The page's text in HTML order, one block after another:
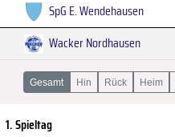
SpG E. Wendehausen
Wacker Nordhausen
Gesamt Hin Rück Heim
1. Spieltag